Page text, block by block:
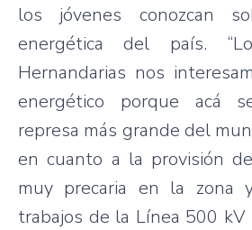
los jóvenes conozcan
energética del país.
Hernandarias nos
energético
porque acá
represa más grande del
encuanto a la provisión de
muy precaria en la zona
trabajos de la Línea 500 kV